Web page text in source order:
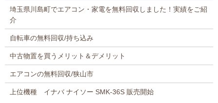
埼玉県川島町でエアコン・家電を無料回収しました！実績をご紹
介
自転車の無料回収/持ち込み
中古物置を買うメリット＆デメリット
エアコンの無料回収/狭山市
上位機種 イナバ ナイソー SMK-36S 販売開始